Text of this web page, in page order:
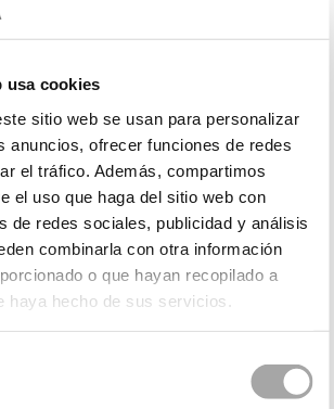
usa cookies
sitio web se usan para personalizar
anuncios, ofrecer funciones de redes
el tráfico. Además, compartimos
el uso que haga del sitio web con
de redes sociales, publicidad y análisis
combinarla con otra información
o que hayan recopilado a
haya hecho de sus servicios.